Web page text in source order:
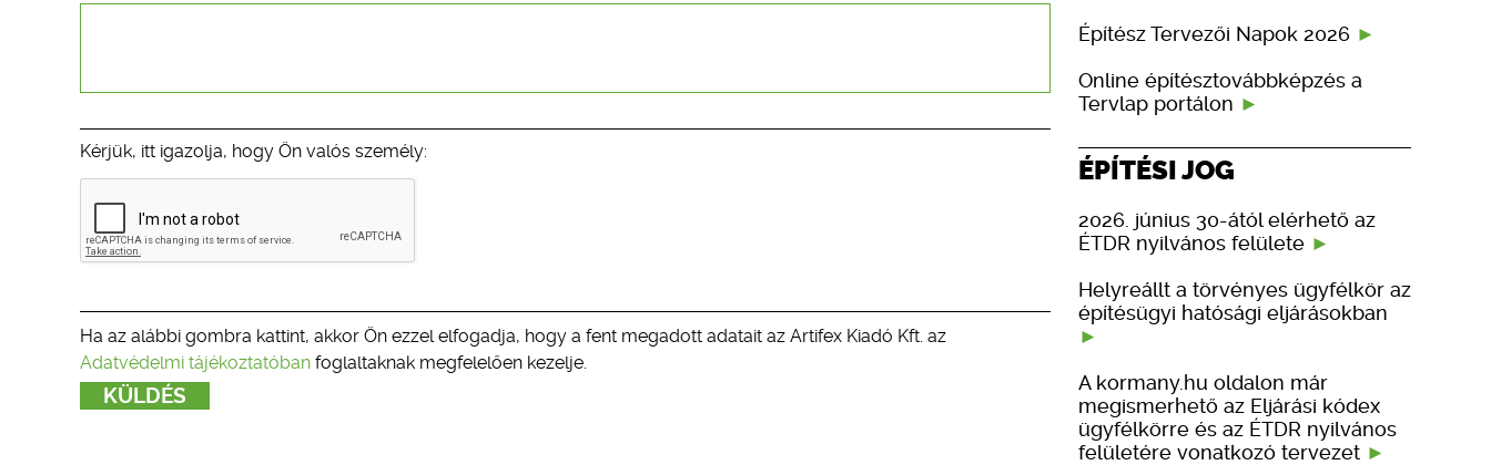
Kérjük, itt igazolja, hogy Ön valós személy:
Ha az alábbi gombra kattint, akkor Ön ezzel elfogadja, hogy a fent megadott adatait az Artifex Kiadó Kft. az
Adatvédelmi tájékoztatóban foglaltaknak megfelelően kezelje.
Építész Tervezői Napok 2026
Online építésztovábbképzés a
Tervlap portálon
ÉPÍTÉSI JOG
2026. június 30-ától elérhető az
ÉTDR nyilvános felülete
Helyreállt a törvényes ügyfélkör az
építésügyi hatósági eljárásokban
A kormany.hu oldalon már
megismerhető az Eljárási kódex
ügyfélkörre és az ÉTDR nyilvános
felületére vonatkozó tervezet